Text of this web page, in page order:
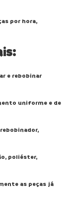
por hora,
e rebobinar
uniforme e de
poliéster,
as peças já